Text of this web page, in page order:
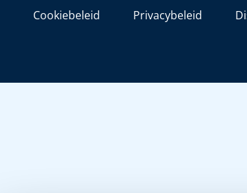
Cookiebeleid Privacybeleid